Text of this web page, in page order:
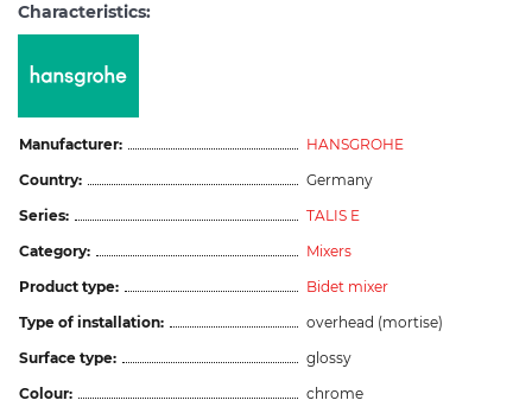
Characteristics:
Manufacturer:
HANSGROHE
Country:
Germany
Series:
TALIS E
Category:
Mixers
Product type:
Bidet mixer
Type of installation:
overhead (mortise)
Surface type:
glossy
Colour:
chrome